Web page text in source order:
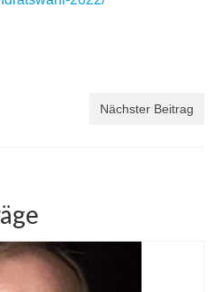
Nächster Beitrag